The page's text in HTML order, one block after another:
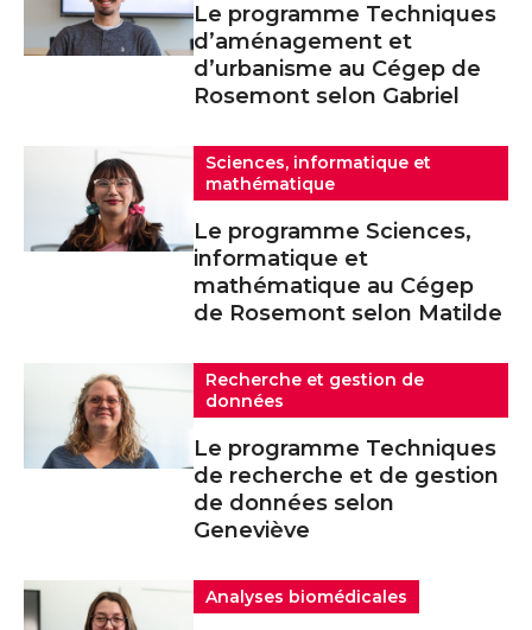
Le programme Techniques
d’aménagement et
d’urbanisme au Cégep de
Rosemont selon Gabriel
Sciences, informatique et
mathématique
Le programme Sciences,
informatique et
mathématique au Cégep
de Rosemont selon Matilde
Recherche et gestion de
données
Le programme Techniques
de recherche et de gestion
de données selon
Geneviève
Analyses biomédicales